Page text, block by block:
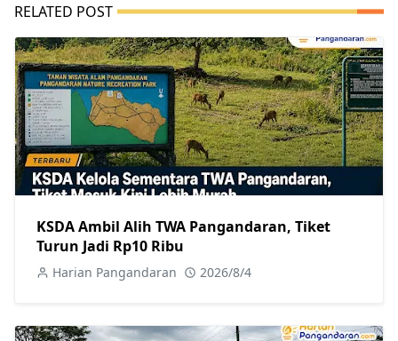
RELATED POST
KSDA Ambil Alih TWA Pangandaran, Tiket
Turun Jadi Rp10 Ribu
Harian Pangandaran 2026/8/4